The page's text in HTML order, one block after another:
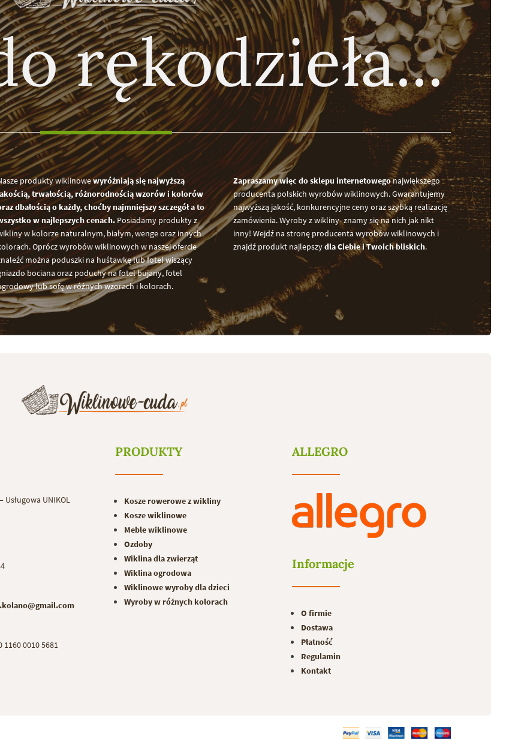
rękodzieła...
produkty wiklinowewyróżniają się najwyższą
trwałością, różnorodnością wzorów i kolorów
dbałością o każdy, choćby najmniejszy szczegół a to
w najlepszych cenach. Posiadamy produkty z
w kolorze naturalnym, białym, wenge oraz innych
Oprócz wyrobów wiklinowych w naszej ofercie
można poduszki na huśtawkę lub fotel wiszący
bociana oraz poduchy na fotel bujany, fotel
lub sofę w różnych wzorach i kolorach.
Zapraszamy więc do sklepu internetowegonajwiększego
producenta polskich wyrobów wiklinowych. Gwarantujemy
najwyższą jakość, konkurencyjne ceny oraz szybką realizację
zamówienia. Wyroby z wikliny- znamy się na nich jak nikt
inny! Wejdź na stronę producenta wyrobów wiklinowych i
znajdź produkt najlepszydla Ciebie i Twoich bliskich.
Usługowa UNIKOL
1160 0010 5681
PRODUKTY
Kosze rowerowe z wikliny
Kosze wiklinowe
Meble wiklinowe
Ozdoby
Wiklina dla zwierząt
Wiklina ogrodowa
Wiklinowe wyroby dla dzieci
Wyroby w różnych kolorach
ALLEGRO
Informacje
O firmie
Dostawa
Płatność
Regulamin
Kontakt